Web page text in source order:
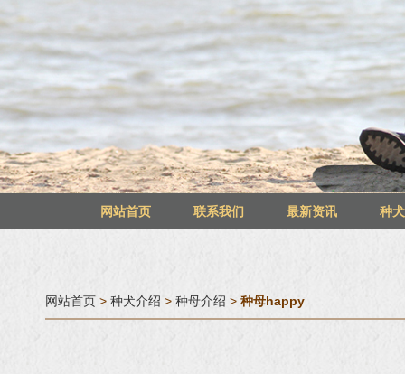
网站首页 联系我们 最新资讯 种
网站首页 > 种犬介绍 > 种母介绍 > 种母happy